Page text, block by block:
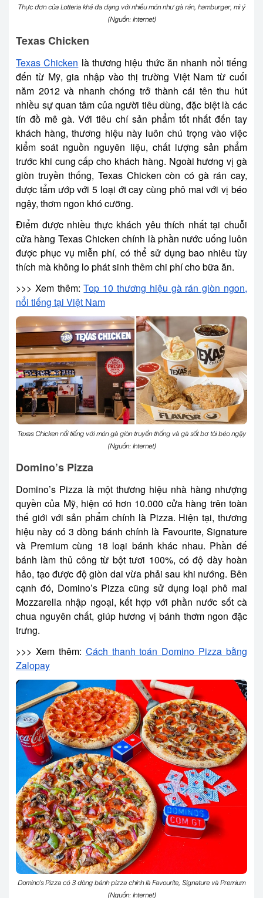
Thực đơn của Lotteria khá đa dạng với nhiều món như gà rán, hamburger, mì ý
(Nguồn: Internet)
Texas Chicken
Texas Chicken là thương hiệu thức ăn nhanh nổi tiếng
đến từ Mỹ, gia nhập vào thị trường Việt Nam từ cuối
năm 2012 và nhanh chóng trở thành cái tên thu hút
nhiều sự quan tâm của người tiêu dùng, đặc biệt là các
tín đồ mê gà. Với tiêu chí sản phẩm tốt nhất đến tay
khách hàng, thương hiệu này luôn chú trọng vào việc
kiểm soát nguồn nguyên liệu, chất lượng sản phẩm
trước khi cung cấp cho khách hàng. Ngoài hương vị gà
giòn truyền thống, Texas Chicken còn có gà rán cay,
được tẩm ướp với 5 loại ớt cay cùng phô mai với vị béo
ngậy, thơm ngon khó cưỡng.
Điểm được nhiều thực khách yêu thích nhất tại chuỗi
cửa hàng Texas Chicken chính là phần nước uống luôn
được phục vụ miễn phí, có thể sử dụng bao nhiêu tùy
thích mà không lo phát sinh thêm chi phí cho bữa ăn.
>>> Xem thêm:Top 10 thương hiệu gà rán giòn ngon,
nổi tiếng tại Việt Nam
Texas Chicken nổi tiếng với món gà giòn truyền thống và gà sốt bơ tỏi béo ngậy
(Nguồn: Internet)
Domino’s Pizza
Domino’s Pizza là một thương hiệu nhà hàng nhượng
quyền của Mỹ, hiện có hơn 10.000 cửa hàng trên toàn
thế giới với sản phẩm chính là Pizza. Hiện tại, thương
hiệu này có 3 dòng bánh chính là Favourite, Signature
và Premium cùng 18 loại bánh khác nhau. Phần đế
bánh làm thủ công từ bột tươi 100%, có độ dày hoàn
hảo, tạo được độ giòn dai vừa phải sau khi nướng. Bên
cạnh đó, Domino’s Pizza cũng sử dụng loại phô mai
Mozzarella nhập ngoại, kết hợp với phần nước sốt cà
chua nguyên chất, giúp hương vị bánh thơm ngon đặc
trưng.
>>> Xem thêm: Cách thanh toán Domino Pizza bằng
Zalopay
Domino’s Pizza có 3 dòng bánh pizza chính là Favourite, Signature và Premium
(Nguồn: Internet)